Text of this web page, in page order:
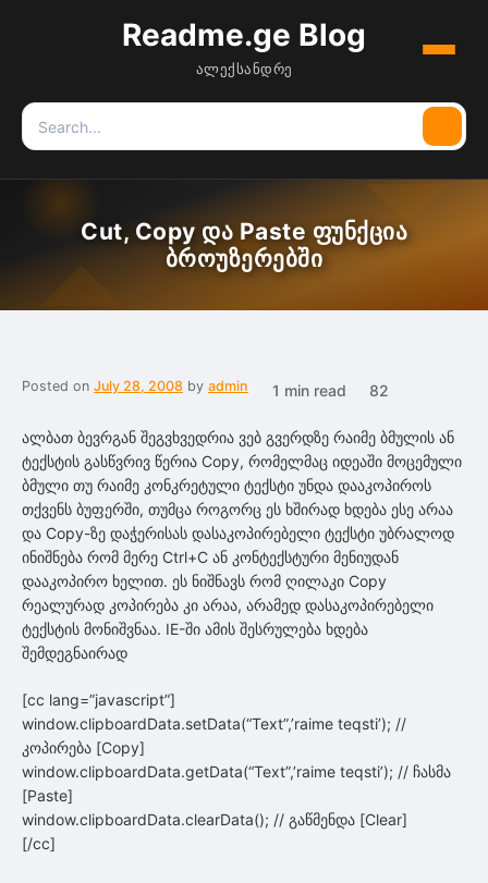
Readme.ge Blog
ალექსანდრე
Menu
Search
for:
Cut, Copy და Paste ფუნქცია
ბროუზერებში
Posted on July 28, 2008 by admin 1 min read 82
ალბათ ბევრგან შეგვხვედრია ვებ გვერდზე რაიმე ბმულის ან
ტექსტის გასწვრივ წერია Copy, რომელმაც იდეაში მოცემული
ბმული თუ რაიმე კონკრეტული ტექსტი უნდა დააკოპიროს
თქვენს ბუფერში, თუმცა როგორც ეს ხშირად ხდება ესე არაა
და Copy-ზე დაჭერისას დასაკოპირებელი ტექსტი უბრალოდ
ინიშნება რომ მერე Ctrl+C ან კონტექსტური მენიუდან
დააკოპირო ხელით. ეს ნიშნავს რომ ღილაკი Copy
რეალურად კოპირება კი არაა, არამედ დასაკოპირებელი
ტექსტის მონიშვნაა. IE-ში ამის შესრულება ხდება
შემდეგნაირად
[cc lang=”javascript”]
window.clipboardData.setData(“Text”,’raime teqsti’); //
კოპირება [Copy]
window.clipboardData.getData(“Text”,’raime teqsti’); // ჩასმა
[Paste]
window.clipboardData.clearData(); // გაწმენდა [Clear]
[/cc]